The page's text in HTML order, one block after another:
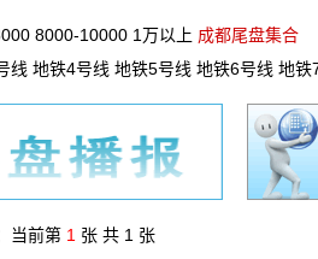
8000-10000 1万以上 成都尾盘集合
线 地铁4号线 地铁5号线 地铁6号线 地铁
当前第 1 张 共 1 张